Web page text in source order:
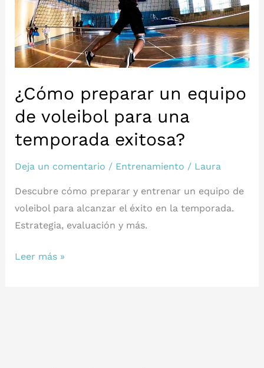
¿Cómo preparar un equipo
de voleibol para una
temporada exitosa?
Deja un comentario / Entrenamiento / Laura
Descubre cómo preparar y entrenar un equipo de
voleibol para alcanzar el éxito en la temporada.
Estrategia, evaluación y más.
¿Cómo
Leer más »